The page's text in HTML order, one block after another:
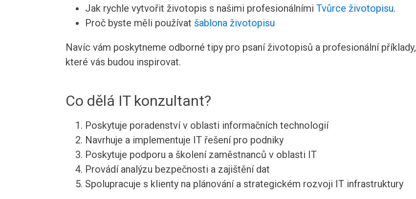
Jak rychle vytvořit životopis s našimi profesionálnímiTvůrce životopisu.
Proč byste měli používat šablona životopisu
Navíc vám poskytneme odborné tipy pro psaní životopisů a profesionální příklady,
které vás budou inspirovat.
Co dělá IT konzultant?
Poskytuje poradenství v oblasti informačních technologií
Navrhuje a implementuje IT řešení pro podniky
Poskytuje podporu a školení zaměstnanců v oblasti IT
Provádí analýzu bezpečnosti a zajištění dat
Spolupracuje s klienty na plánování a strategickém rozvoji IT infrastruktury